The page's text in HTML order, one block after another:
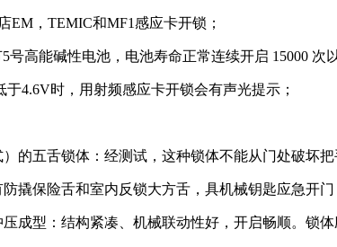
EM，TEMIC和MF1感应卡开锁；
号高能碱性电池，电池寿命正常连续开启 15000 次
4.6V时，用射频感应卡开锁会有声光提示；
的五舌锁体：经测试，这种锁体不能从门处破坏把
撬保险舌和室内反锁大方舌，具机械钥匙应急开门
成型：结构紧凑、机械联动性好，开启畅顺。锁